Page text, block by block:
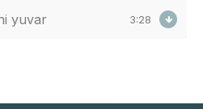
yuvar 3:28